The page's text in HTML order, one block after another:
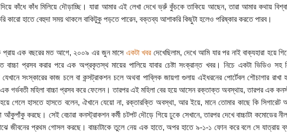
দিয়ে কাঁধে কাঁধ মিলিয়ে দৌড়াচ্ছি। যারা আমার এই লেখা দেখে ভ্রুঁ কুঁচকে তাকিয়ে আছেন, তারা আমার কথায়
কারো হাতে বেহুদা সময় থাকলে বাকিটুকু পড়তে পারেন, বক্তব্য আশাকরি কিছুটা হলেও পরিষ্কার করতে পারব।
এক বছরের মত আগে, ২০০৯ এর জুন মাসে একটা খবরদেখেছিলাম, দেখে আমি যার পর নাই বাক্যহারা হয়ে
বাচ্চা প্রসব করার পরে এক অপ্রকৃতস্থ মায়ের পালিয়ে যাবার চেষ্টা সংক্রান্ত খবর। নিচে একটা ভিডিও সহ
যেখানে সংস্কারের কাজ চলে বা কন্সট্রাকশন চলে অথবা পাব্লিক জায়গা গুলায় এইধরনের পোর্টেবল শৌচাগার
গর্ভবতী মহিলা বাচ্চা প্রসব করে ফেলেন। তারপর এই মহিলা বের হয়ে আসেন রক্তাক্ত অবস্থায়, তারপর এক
গেলে হাসতে হাসতে বলেন, ঐখানে যেয়ো না, রক্তারক্তি অবস্থা, আর ইয়ে, মানে তোমার কাছে কি
আঁকুপাঁকু করছে। সেই বেচারা কনস্ট্রাকশন কর্মী চটপট দৌড়ে গিয়ে ঢুকে সেখানে, তারপর দেখে বাচ্চাটা কমোডের
জীবনের প্রথম গোসল করছে। বাচ্চাটাকে তুলে নেয় এক হাতে, অপর হাতে ৯-১-১ ফোন করে বলে সে যাত্রায়